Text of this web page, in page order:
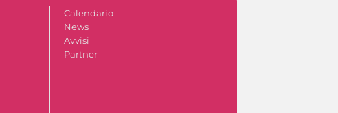
Calendario
News
Avvisi
Partner